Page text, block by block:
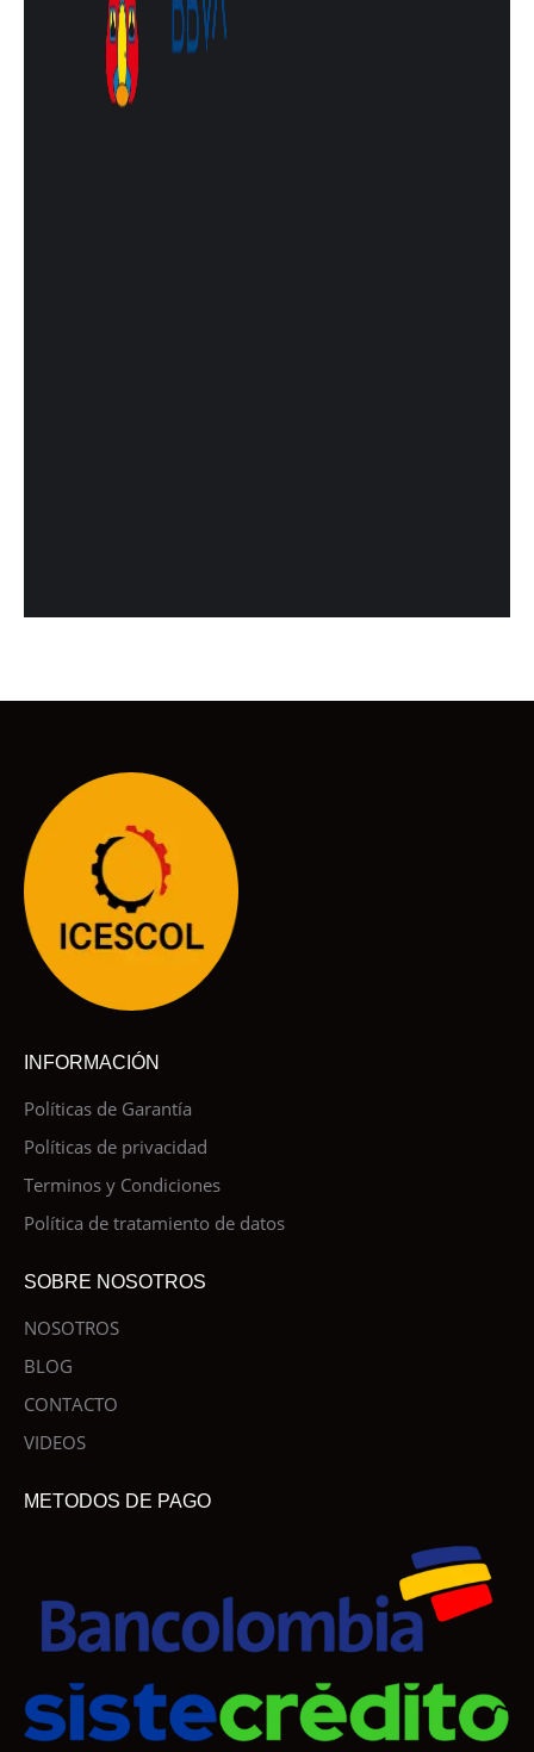
INFORMACIÓN
Políticas de Garantía
Políticas de privacidad
Terminos y Condiciones
Política de tratamiento de datos
SOBRE NOSOTROS
NOSOTROS
BLOG
CONTACTO
VIDEOS
METODOS DE PAGO